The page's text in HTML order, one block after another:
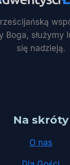
Boga, służymy
się nadzieją.
Na skróty
O nas